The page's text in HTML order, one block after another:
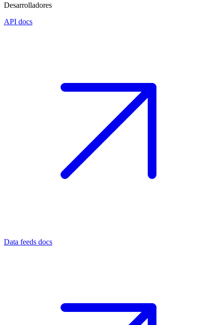
Desarrolladores
API docs
Data feeds docs